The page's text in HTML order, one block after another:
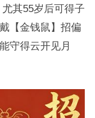
其55岁后可得子
【金钱鼠】招偏
守得云开见月